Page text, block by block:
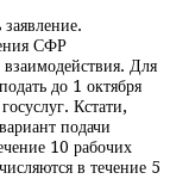
СФР
Для
до 1 октября
Кстати,
подачи
10 рабочих
в течение 5